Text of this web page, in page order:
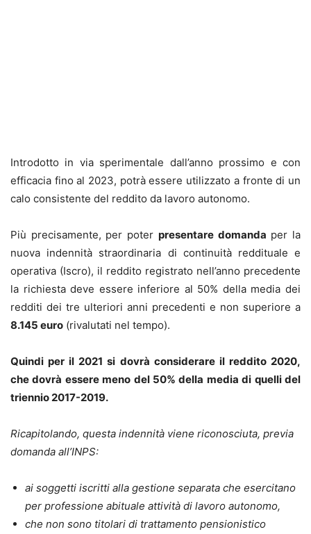
Introdotto in via sperimentale dall’anno prossimo e con
efficacia fino al 2023, potrà essere utilizzato a fronte di un
calo consistente del reddito da lavoro autonomo.
Più precisamente, per poter presentare domanda per la
nuova indennità straordinaria di continuità reddituale e
operativa (Iscro), il reddito registrato nell’anno precedente
la richiesta deve essere inferiore al 50% della media dei
redditi dei tre ulteriori anni precedenti e non superiore a
8.145 euro (rivalutati nel tempo).
Quindi per il 2021 si dovrà considerare il reddito 2020,
che dovrà essere meno del 50% della media di quelli del
triennio 2017-2019.
Ricapitolando, questa indennità viene riconosciuta, previa
domanda all’INPS:
ai soggetti iscritti alla gestione separata che esercitano
per professione abituale attività di lavoro autonomo,
che non sono titolari di trattamento pensionistico